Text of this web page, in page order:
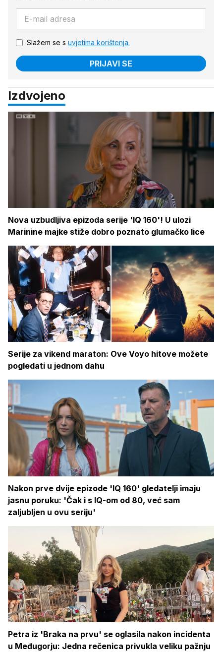
Slažem se s uvjetima korištenja.
PRIJAVI SE
Izdvojeno
Nova uzbudljiva epizoda serije 'IQ 160'! U ulozi
Marinine majke stiže dobro poznato glumačko lice
Serije za vikend maraton: Ove Voyo hitove možete
pogledati u jednom dahu
Nakon prve dvije epizode 'IQ 160' gledatelji imaju
jasnu poruku: 'Čak i s IQ-om od 80, već sam
zaljubljen u ovu seriju'
Petra iz 'Braka na prvu' se oglasila nakon incidenta
u Međugorju: Jedna rečenica privukla veliku pažnju